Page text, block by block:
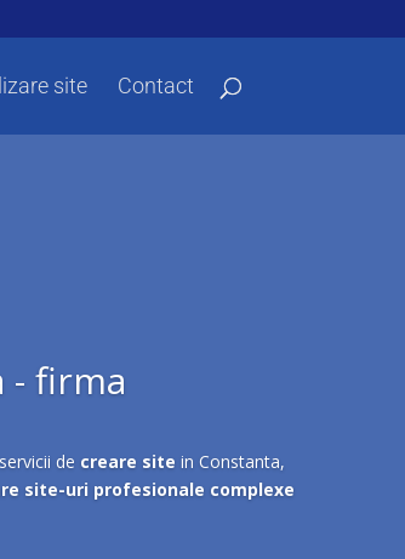
site Contact
- firma
de creare site in Constanta,
site-uri profesionale complexe